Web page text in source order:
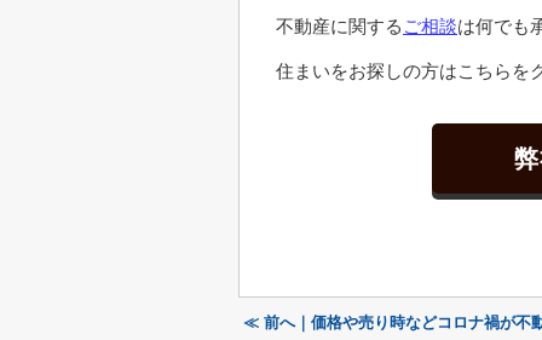
不動産に関する ご相談は何でも
住まいをお探しの方はこちらを
≪ 前へ｜価格や売り時などコロナ禍が不